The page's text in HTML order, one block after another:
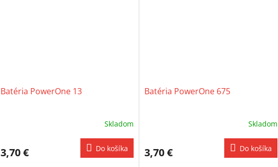
Batéria PowerOne 13
Skladom
3,70 € Do košíka
Batéria PowerOne 675
Skladom
3,70 € Do košíka